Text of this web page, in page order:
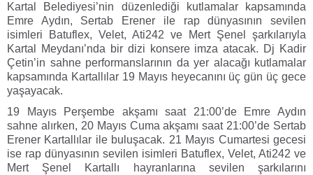
Kartal Belediyesi’nin düzenlediği kutlamalar kapsamında
Emre Aydın, Sertab Erener ile rap dünyasının sevilen
isimleri Batuflex, Velet, Ati242 ve Mert Şenel şarkılarıyla
Kartal Meydanı’nda bir dizi konsere imza atacak. Dj Kadir
Çetin’in sahne performanslarının da yer alacağı kutlamalar
kapsamında Kartallılar 19 Mayıs heyecanını üç gün üç gece
yaşayacak.
19 Mayıs Perşembe akşamı saat 21:00’de Emre Aydın
sahne alırken, 20 Mayıs Cuma akşamı saat 21:00’de Sertab
Erener Kartallılar ile buluşacak. 21 Mayıs Cumartesi gecesi
ise rap dünyasının sevilen isimleri Batuflex, Velet, Ati242 ve
Mert Şenel Kartallı hayranlarına sevilen şarkılarını